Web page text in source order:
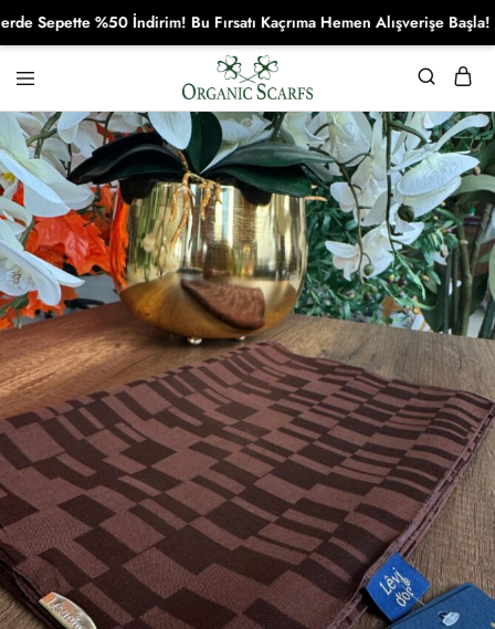
Organikscarf
%50 İndirim! Bu Fırsatı Kaçrıma Hemen Alışverişe Başla!